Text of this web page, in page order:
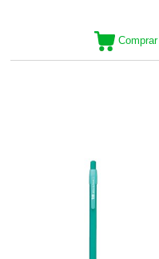
Comprar